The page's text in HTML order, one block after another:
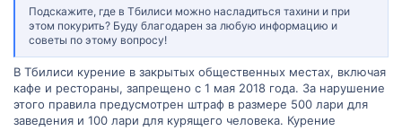
Подскажите, где в Тбилиси можно насладиться тахини и при
этом покурить? Буду благодарен за любую информацию и
советы по этому вопросу!
В Тбилиси курение в закрытых общественных местах, включая
кафе и рестораны, запрещено с 1 мая 2018 года. За нарушение
этого правила предусмотрен штраф в размере 500 лари для
заведения и 100 лари для курящего человека. Курение